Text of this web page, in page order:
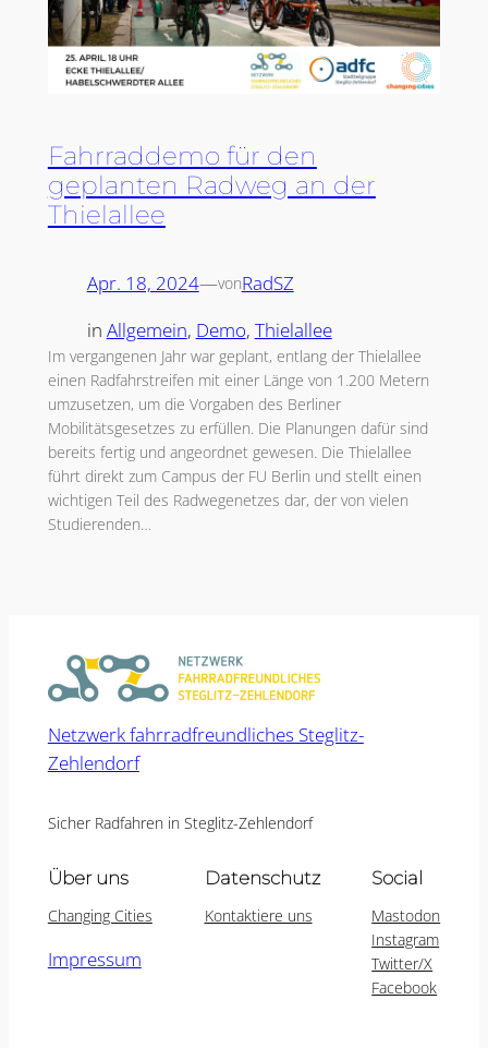
Fahrraddemo für den
geplanten Radweg an der
Thielallee
Apr. 18, 2024—vonRadSZ
in Allgemein, Demo, Thielallee
Im vergangenen Jahr war geplant, entlang der Thielallee
einen Radfahrstreifen mit einer Länge von 1.200 Metern
umzusetzen, um die Vorgaben des Berliner
Mobilitätsgesetzes zu erfüllen. Die Planungen dafür sind
bereits fertig und angeordnet gewesen. Die Thielallee
führt direkt zum Campus der FU Berlin und stellt einen
wichtigen Teil des Radwegenetzes dar, der von vielen
Studierenden…
Netzwerk fahrradfreundliches Steglitz-
Zehlendorf
Sicher Radfahren in Steglitz-Zehlendorf
Über uns
Changing Cities
Impressum
Datenschutz
Kontaktiere uns
Social
Mastodon
Instagram
Twitter/X
Facebook